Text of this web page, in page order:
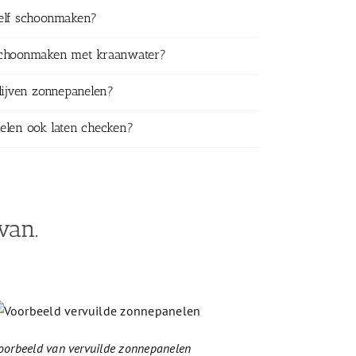
schoonmaken?
met kraanwater?
zonnepanelen?
ook laten checken?
van vervuilde zonnepanelen